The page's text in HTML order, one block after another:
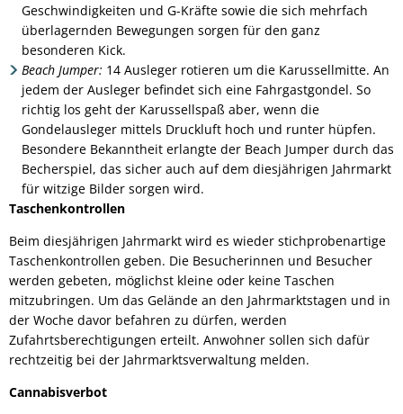
Geschwindigkeiten und G-Kräfte sowie die sich mehrfach
überlagernden Bewegungen sorgen für den ganz
besonderen Kick.
Beach Jumper: 14 Ausleger rotieren um die Karussellmitte. An
jedem der Ausleger befindet sich eine Fahrgastgondel. So
richtig los geht der Karussellspaß aber, wenn die
Gondelausleger mittels Druckluft hoch und runter hüpfen.
Besondere Bekanntheit erlangte der Beach Jumper durch das
Becherspiel, das sicher auch auf dem diesjährigen Jahrmarkt
für witzige Bilder sorgen wird.
Taschenkontrollen
Beim diesjährigen Jahrmarkt wird es wieder stichprobenartige
Taschenkontrollen geben. Die Besucherinnen und Besucher
werden gebeten, möglichst kleine oder keine Taschen
mitzubringen. Um das Gelände an den Jahrmarktstagen und in
der Woche davor befahren zu dürfen, werden
Zufahrtsberechtigungen erteilt. Anwohner sollen sich dafür
rechtzeitig bei der Jahrmarktsverwaltung melden.
Cannabisverbot